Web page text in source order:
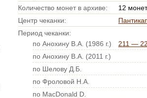
Количество монет в архиве:
12 монет
Центр чеканки:
Период чеканки:
по Анохину В.А. (1986 г.)
211 —
по Анохину В.А. (2011 г.)
по Шелову Д.Б.
по Фроловой Н.А.
по MacDonald D.